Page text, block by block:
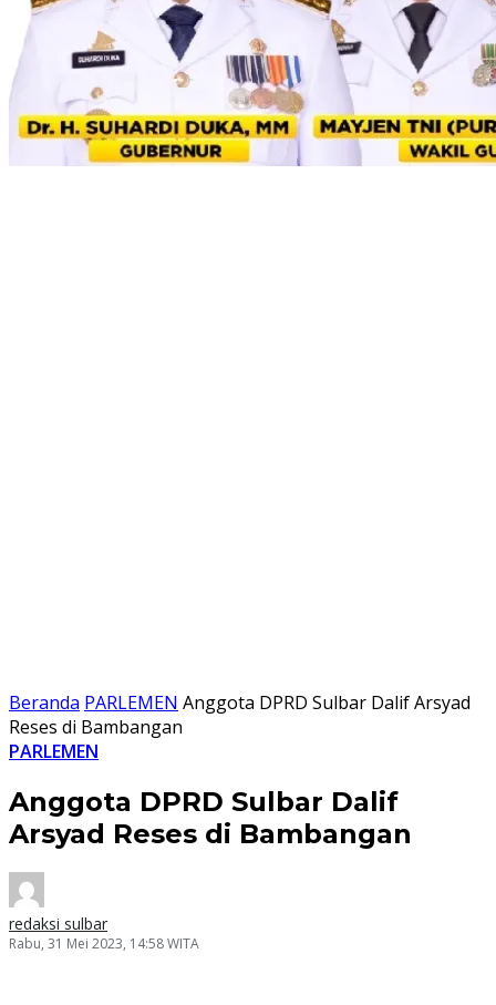
Beranda PARLEMEN Anggota DPRD Sulbar Dalif Arsyad
Reses di Bambangan
PARLEMEN
Anggota DPRD Sulbar Dalif
Arsyad Reses di Bambangan
redaksi sulbar
Rabu, 31 Mei 2023, 14:58 WITA